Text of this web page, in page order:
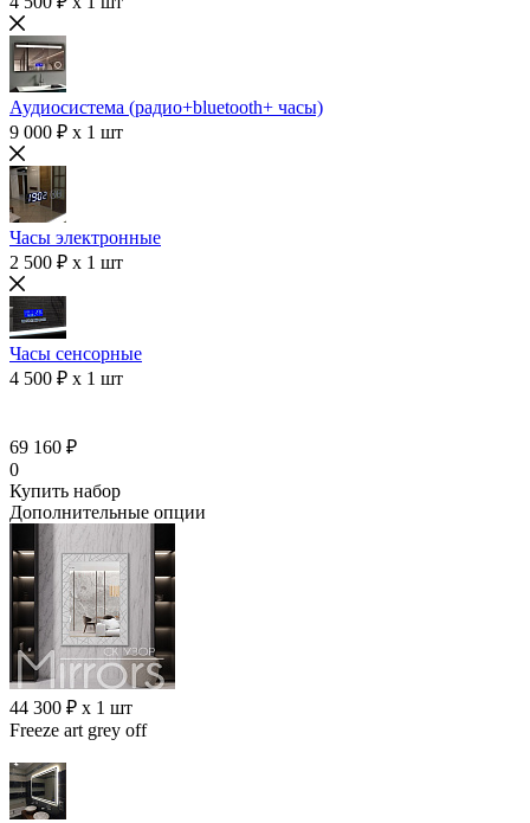
Аудиосистема (радио+bluetooth+ часы)
9 000 ₽ x 1 шт
Часы электронные
2 500 ₽ x 1 шт
Часы сенсорные
4 500 ₽ x 1 шт
69 160 ₽
0
Купить набор
Дополнительные опции
44 300 ₽ x 1 шт
Freeze art grey off